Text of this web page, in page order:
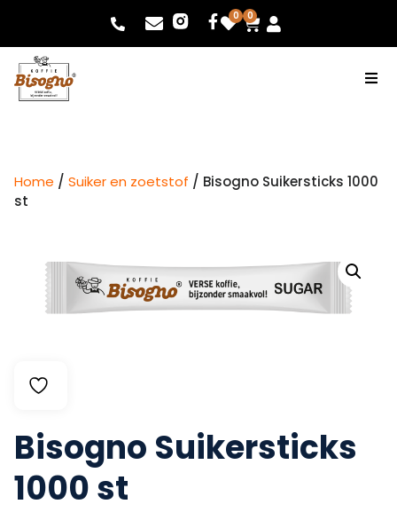
0 0
Home / Suiker en zoetstof / Bisogno Suikersticks 1000
st
Bisogno Suikersticks
1000 st